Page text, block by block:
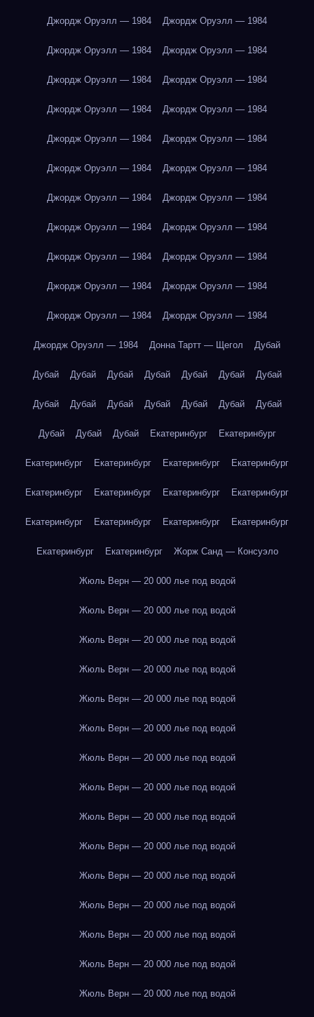
Джордж Оруэлл — 1984 Джордж Оруэлл — 1984
Джордж Оруэлл — 1984 Джордж Оруэлл — 1984
Джордж Оруэлл — 1984 Джордж Оруэлл — 1984
Джордж Оруэлл — 1984 Джордж Оруэлл — 1984
Джордж Оруэлл — 1984 Джордж Оруэлл — 1984
Джордж Оруэлл — 1984 Джордж Оруэлл — 1984
Джордж Оруэлл — 1984 Джордж Оруэлл — 1984
Джордж Оруэлл — 1984 Джордж Оруэлл — 1984
Джордж Оруэлл — 1984 Джордж Оруэлл — 1984
Джордж Оруэлл — 1984 Джордж Оруэлл — 1984
Джордж Оруэлл — 1984 Джордж Оруэлл — 1984
Джордж Оруэлл — 1984 Донна Тартт — Щегол Дубай
Дубай Дубай Дубай Дубай Дубай Дубай Дубай
Дубай Дубай Дубай Дубай Дубай Дубай Дубай
Дубай Дубай Дубай Екатеринбург Екатеринбург
Екатеринбург Екатеринбург Екатеринбург Екатеринбург
Екатеринбург Екатеринбург Екатеринбург Екатеринбург
Екатеринбург Екатеринбург Екатеринбург Екатеринбург
Екатеринбург Екатеринбург Жорж Санд — Консуэло
Жюль Верн — 20 000 лье под водой
Жюль Верн — 20 000 лье под водой
Жюль Верн — 20 000 лье под водой
Жюль Верн — 20 000 лье под водой
Жюль Верн — 20 000 лье под водой
Жюль Верн — 20 000 лье под водой
Жюль Верн — 20 000 лье под водой
Жюль Верн — 20 000 лье под водой
Жюль Верн — 20 000 лье под водой
Жюль Верн — 20 000 лье под водой
Жюль Верн — 20 000 лье под водой
Жюль Верн — 20 000 лье под водой
Жюль Верн — 20 000 лье под водой
Жюль Верн — 20 000 лье под водой
Жюль Верн — 20 000 лье под водой